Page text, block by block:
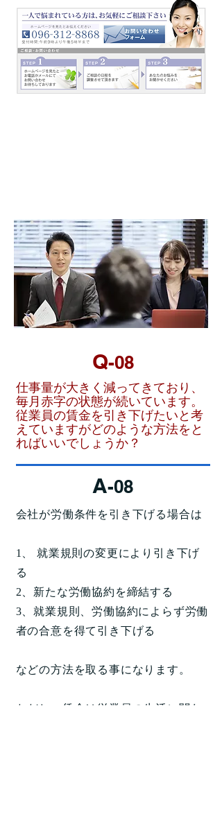
Q-08
仕事量が大きく減ってきており、
毎月赤字の状態が続いています。
従業員の賃金を引き下げたいと考
えていますがどのような方法をと
ればいいでしょうか？
A-08
会社が労働条件を引き下げる場合は
1、 就業規則の変更により引き下げ
る
2、新たな労働協約を締結する
3、就業規則、労働協約によらず労働
者の合意を得て引き下げる
などの方法を取る事になります。
ただし、賃金は従業員の生活に関わ